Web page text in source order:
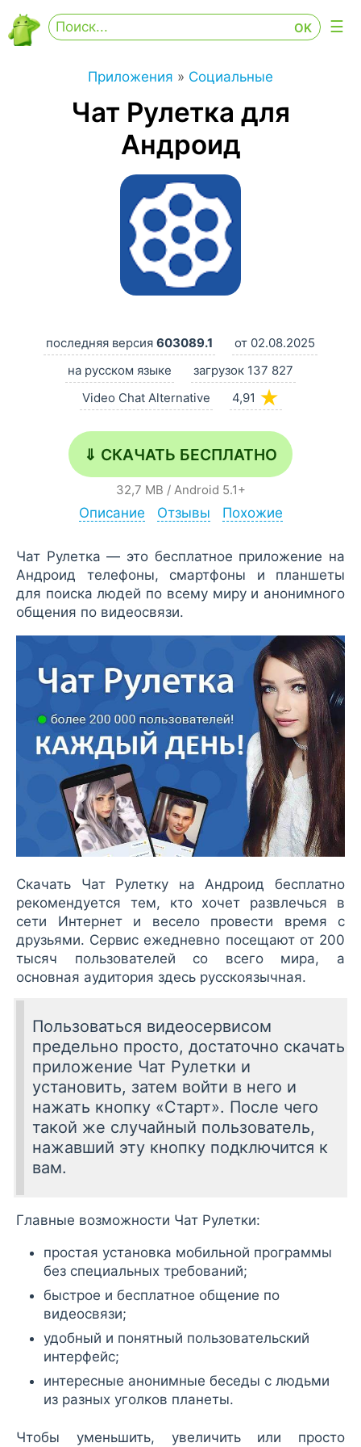
Приложения » Социальные
Чат Рулетка для
Андроид
последняя версия 603089.1
от 02.08.2025
на русском языке
загрузок 137 827
Video Chat Alternative
4,91 ★
⇓ СКАЧАТЬ БЕСПЛАТНО
32,7 MB / Android 5.1+
Описание Отзывы Похожие
Чат Рулетка — это бесплатное приложение на
Андроид телефоны, смартфоны и планшеты
для поиска людей по всему миру и анонимного
общения по видеосвязи.
Скачать Чат Рулетку на Андроид бесплатно
рекомендуется тем, кто хочет развлечься в
сети Интернет и весело провести время с
друзьями. Сервис ежедневно посещают от 200
тысяч пользователей со всего мира, а
основная аудитория здесь русскоязычная.
Пользоваться видеосервисом
предельно просто, достаточно скачать
приложение Чат Рулетки и
установить, затем войти в него и
нажать кнопку «Старт». После чего
такой же случайный пользователь,
нажавший эту кнопку подключится к
вам.
Главные возможности Чат Рулетки:
простая установка мобильной программы
без специальных требований;
быстрое и бесплатное общение по
видеосвязи;
удобный и понятный пользовательский
интерфейс;
интересные анонимные беседы с людьми
из разных уголков планеты.
Чтобы уменьшить, увеличить или просто